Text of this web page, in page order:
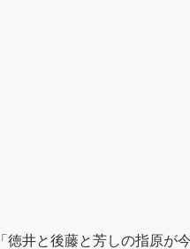
井と後藤と芳しの指原が